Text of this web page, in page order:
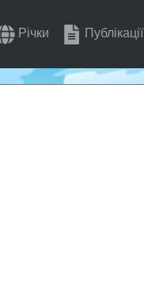
Річки Публікації